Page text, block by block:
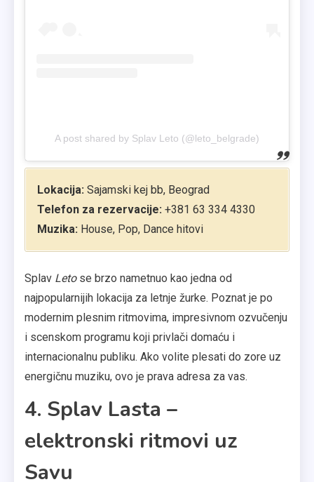
A post shared by Splav Leto (@leto_belgrade)
Lokacija: Sajamski kej bb, Beograd
Telefon za rezervacije: +381 63 334 4330
Muzika: House, Pop, Dance hitovi
Splav Letose brzo nametnuo kao jedna od
najpopularnijih lokacija za letnje žurke. Poznat je po
modernim plesnim ritmovima, impresivnom ozvučenju
i scenskom programu koji privlači domaću i
internacionalnu publiku. Ako volite plesati do zore uz
energičnu muziku, ovo je prava adresa za vas.
4. Splav Lasta –
elektronski ritmovi uz
Savu